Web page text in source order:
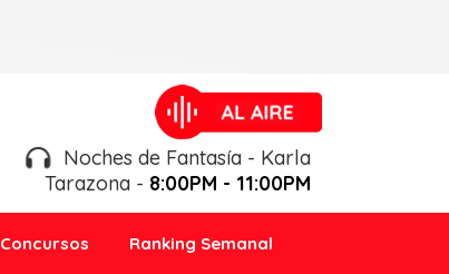
Noches de Fantasía - Karla
Tarazona - 8:00PM - 11:00PM
Concursos Ranking Semanal